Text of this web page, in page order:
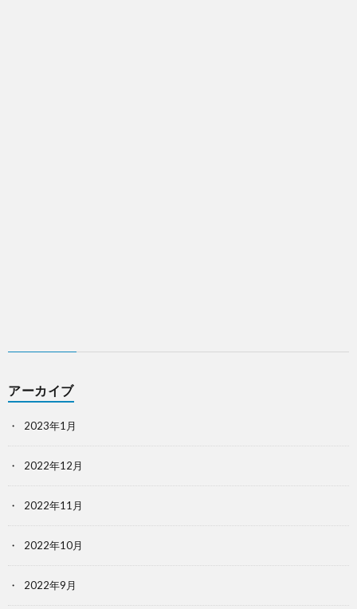
アーカイブ
2023年1月
2022年12月
2022年11月
2022年10月
2022年9月